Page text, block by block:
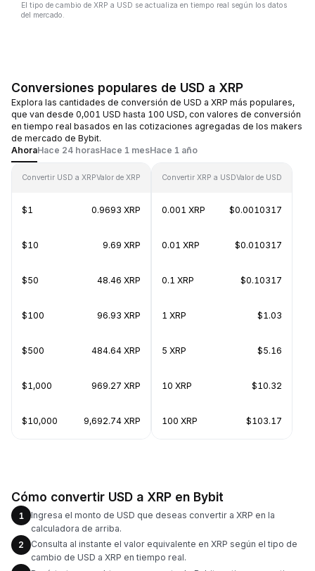
El tipo de cambio de XRP a USD se actualiza en tiempo real según los datos
del mercado.
Conversiones populares de USD a XRP
Explora las cantidades de conversión de USD a XRP más populares,
que van desde 0,001 USD hasta 100 USD, con valores de conversión
en tiempo real basados en las cotizaciones agregadas de los makers
de mercado de Bybit.
AhoraHace 24 horasHace 1 mesHace 1 año
Convertir USD a XRPValor de XRP
$1 0.9693 XRP
$10 9.69 XRP
$50 48.46 XRP
$100 96.93 XRP
$500 484.64 XRP
$1,000 969.27 XRP
$10,000 9,692.74 XRP
Convertir XRP a USDValor de USD
0.001 XRP $0.0010317
0.01 XRP $0.010317
0.1 XRP $0.10317
1 XRP $1.03
5 XRP $5.16
10 XRP $10.32
100 XRP $103.17
Cómo convertir USD a XRP en Bybit
1
Ingresa el monto de USD que deseas convertir a XRP en la
calculadora de arriba.
2
Consulta al instante el valor equivalente en XRP según el tipo de
cambio de USD a XRP en tiempo real.